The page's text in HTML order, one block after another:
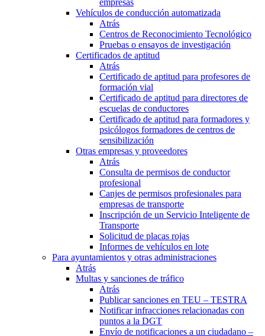
empresas
Vehículos de conducción automatizada
Atrás
Centros de Reconocimiento Tecnológico
Pruebas o ensayos de investigación
Certificados de aptitud
Atrás
Certificado de aptitud para profesores de
formación vial
Certificado de aptitud para directores de
escuelas de conductores
Certificado de aptitud para formadores y
psicólogos formadores de centros de
sensibilización
Otras empresas y proveedores
Atrás
Consulta de permisos de conductor
profesional
Canjes de permisos profesionales para
empresas de transporte
Inscripción de un Servicio Inteligente de
Transporte
Solicitud de placas rojas
Informes de vehículos en lote
Para ayuntamientos y otras administraciones
Atrás
Multas y sanciones de tráfico
Atrás
Publicar sanciones en TEU – TESTRA
Notificar infracciones relacionadas con
puntos a la DGT
Envío de notificaciones a un ciudadano –